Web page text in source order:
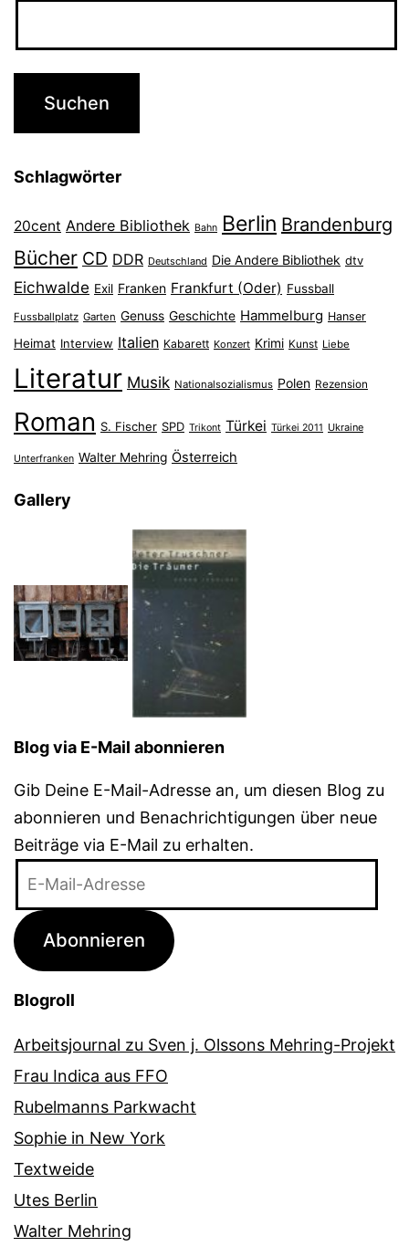
Schlagwörter
20cent Andere Bibliothek Bahn Berlin Brandenburg
Bücher CD DDR Deutschland Die Andere Bibliothek dtv
Eichwalde Exil Franken Frankfurt (Oder) Fussball
Fussballplatz Garten Genuss Geschichte Hammelburg Hanser
Heimat Interview Italien Kabarett Konzert Krimi Kunst Liebe
Literatur Musik Nationalsozialismus Polen Rezension
Roman S. Fischer SPD Trikont Türkei Türkei 2011 Ukraine
Unterfranken Walter Mehring Österreich
Gallery
Blog via E-Mail abonnieren
Gib Deine E-Mail-Adresse an, um diesen Blog zu
abonnieren und Benachrichtigungen über neue
Beiträge via E-Mail zu erhalten.
Adresse
Abonnieren
Blogroll
Arbeitsjournal zu Sven j. Olssons Mehring-Projekt
Frau Indica aus FFO
Rubelmanns Parkwacht
Sophie in New York
Textweide
Utes Berlin
Walter Mehring